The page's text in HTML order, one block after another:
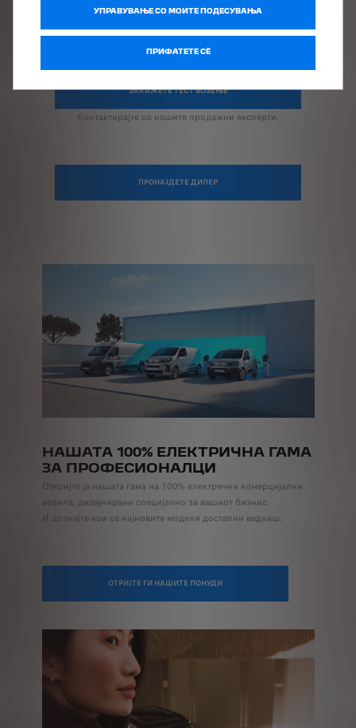
ЗАКАЖЕТЕ ТЕСТ ВОЗЕЊЕ
Контактирајте со нашите продажни експерти.
ПРОНАЈДЕТЕ ДИЛЕР
НАШАТА 100% ЕЛЕКТРИЧНА ГАМА
ЗА ПРОФЕСИОНАЛЦИ
Откријте ја нашата гама на 100% електрични комерцијални
возила, дизајнирани специјално за вашиот бизнис.
И дознајте кои се најновите модели достапни веднаш.
ОТРИЈТЕ ГИ НАШИТЕ ПОНУДИ
УПРАВУВАЊЕ СО МОИТЕ ПОДЕСУВАЊА
ПРИФАТЕТЕ СÈ